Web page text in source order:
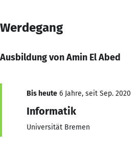
Werdegang
Ausbildung von Amin El Abed
Bis heute 6 Jahre, seit Sep. 2020
Informatik
Universität Bremen